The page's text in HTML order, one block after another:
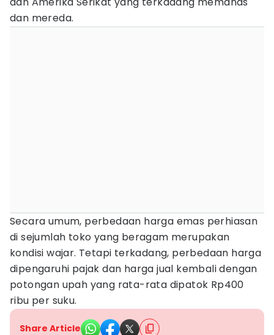
dan mereda.
Secara umum, perbedaan harga emas perhiasan
di sejumlah toko yang beragam merupakan
kondisi wajar. Tetapi terkadang, perbedaan harga
dipengaruhi pajak dan harga jual kembali dengan
potongan upah yang rata-rata dipatok Rp400
ribu per suku.
Share Article